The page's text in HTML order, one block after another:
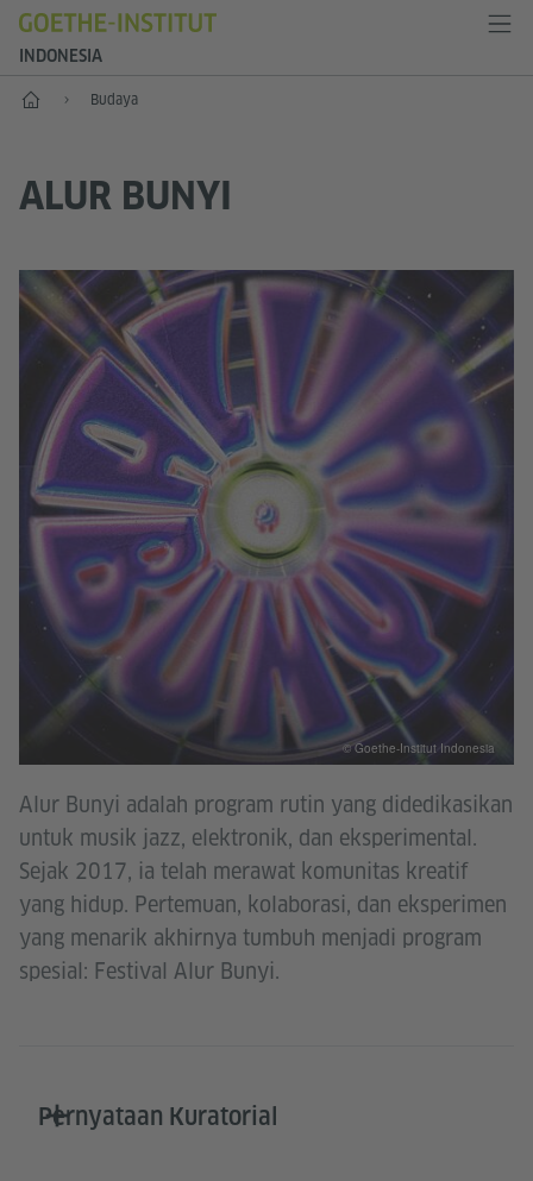
INDONESIA
Depan Budaya
ALUR BUNYI
© Goethe-Institut Indonesia
Alur Bunyi adalah program rutin yang didedikasikan
untuk musik jazz, elektronik, dan eksperimental.
Sejak 2017, ia telah merawat komunitas kreatif
yang hidup. Pertemuan, kolaborasi, dan eksperimen
yang menarik akhirnya tumbuh menjadi program
spesial: Festival Alur Bunyi.
Pernyataan Kuratorial